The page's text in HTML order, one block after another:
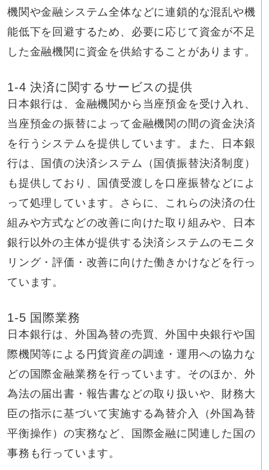
機関や金融システム全体などに連鎖的な混乱や機
能低下を回避するため、必要に応じて資金が不足
した金融機関に資金を供給することがあります。
1-4 決済に関するサービスの提供
日本銀行は、金融機関から当座預金を受け入れ、
当座預金の振替によって金融機関の間の資金決済
を行うシステムを提供しています。また、日本銀
行は、国債の決済システム（国債振替決済制度）
も提供しており、国債受渡しを口座振替などによ
って処理しています。さらに、これらの決済の仕
組みや方式などの改善に向けた取り組みや、日本
銀行以外の主体が提供する決済システムのモニタ
リング・評価・改善に向けた働きかけなどを行っ
ています。
1-5 国際業務
日本銀行は、外国為替の売買、外国中央銀行や国
際機関等による円貨資産の調達・運用への協力な
どの国際金融業務を行っています。そのほか、外
為法の届出書・報告書などの取り扱いや、財務大
臣の指示に基づいて実施する為替介入（外国為替
平衡操作）の実務など、国際金融に関連した国の
事務も行っています。